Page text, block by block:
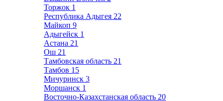
Торжок 1
Республика Адыгея 22
Майкоп 9
Адыгейск 1
Астана 21
Ош 21
Тамбовская область 21
Тамбов 15
Мичуринск 3
Моршанск 1
Восточно-Казахстанская область 20